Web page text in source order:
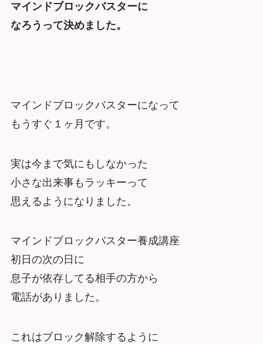
マインドブロックバスターに
なろうって決めました。
マインドブロックバスターになって
もうすぐ１ヶ月です。
実は今まで気にもしなかった
小さな出来事もラッキーって
思えるようになりました。
マインドブロックバスター養成講座
初日の次の日に
息子が依存してる相手の方から
電話がありました。
これはブロック解除するように